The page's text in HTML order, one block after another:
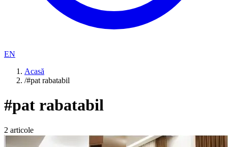
EN
Acasă
/#pat rabatabil
#pat rabatabil
2 articole